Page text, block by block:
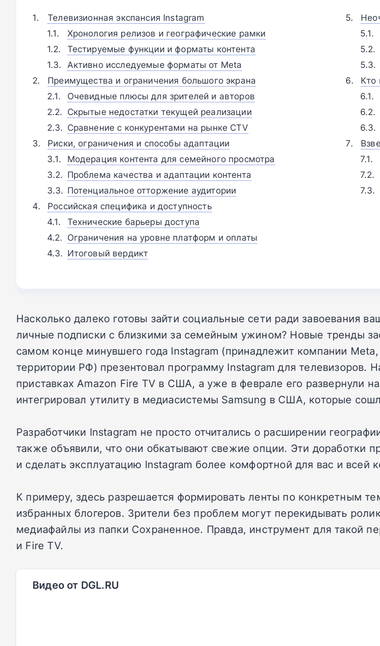
Телевизионная экспансия Instagram
Хронология релизов и географические рамки
Тестируемые функции и форматы контента
Активно исследуемые форматы от Meta
Преимущества и ограничения большого экрана
Очевидные плюсы для зрителей и авторов
Скрытые недостатки текущей реализации
Сравнение с конкурентами на рынке CTV
Риски, ограничения и способы адаптации
Модерация контента для семейного просмотра
Проблема качества и адаптации контента
Потенциальное отторжение аудитории
Российская специфика и доступность
Технические барьеры доступа
Ограничения на уровне платформ и оплаты
Итоговый вердикт
Кто
Насколько далеко готовы зайти социальные сети ради завоевания
личные подписки с близкими за семейным ужином? Новые тренды
самом конце минувшего года Instagram (принадлежит компании
территории РФ) презентовал программу Instagram для телевизоров.
приставках Amazon Fire TV в США, а уже в феврале его развернули
интегрировал утилиту в медиасистемы Samsung в США, которые
Разработчики Instagram не просто отчитались о расширении
также объявили, что они обкатывают свежие опции. Эти доработки
и сделать эксплуатацию Instagram более комфортной для вас и всей
К примеру, здесь разрешается формировать ленты по конкретным
избранных блогеров. Зрители без проблем могут перекидывать
медиафайлы из папки Сохраненное. Правда, инструмент для такой
и Fire TV.
Видео от DGL.RU